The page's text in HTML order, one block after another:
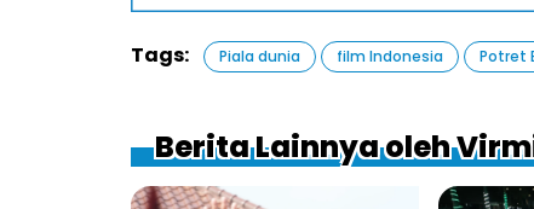
Tags: Piala dunia film Indonesia Potret
Berita Lainnya oleh